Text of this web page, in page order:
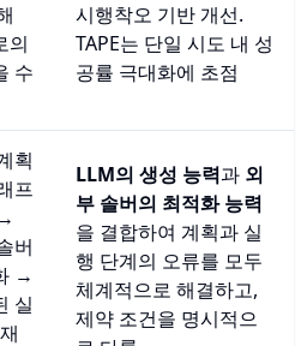
의
수
시행착오 기반 개선.
TAPE는 단일 시도 내 성
공률 극대화에 초점
획
프
버
→
실
LLM의 생성 능력과 외
부 솔버의 최적화 능력
을 결합하여 계획과 실
행 단계의 오류를 모두
체계적으로 해결하고,
제약 조건을 명시적으